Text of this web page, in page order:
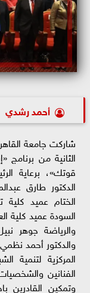
أحمد رشدي
شاركت جامعة
قوتك»، برعاية
الدكتور طارق
الختام عميد كلية
السودة عميد كلية
والرياضة جوهر
والدكتور أحمد نظمي
المركزية لتنمية
الفنانين
وتمكين القادرين